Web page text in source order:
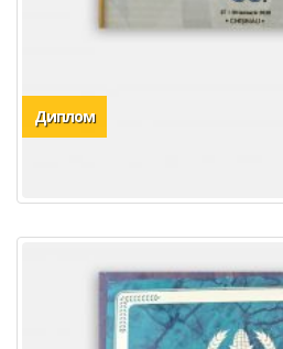
Диплом